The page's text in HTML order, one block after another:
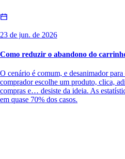
23 de jun. de 2026
Como reduzir o abandono do
O cenário é comum, e desanimador
comprador escolhe um produto, clica,
compras e… desiste da ideia. As
em quase 70% dos casos.